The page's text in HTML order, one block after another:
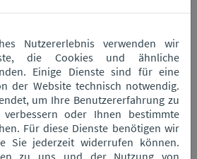
Nutzererlebnis verwenden wir
die Cookies und ähnliche
Einige Dienste sind für eine
der Website technisch notwendig.
um Ihre Benutzererfahrung zu
oder Ihnen bestimmte
Für diese Dienste benötigen wir
Sie jederzeit widerrufen können.
zu uns und der Nutzung von